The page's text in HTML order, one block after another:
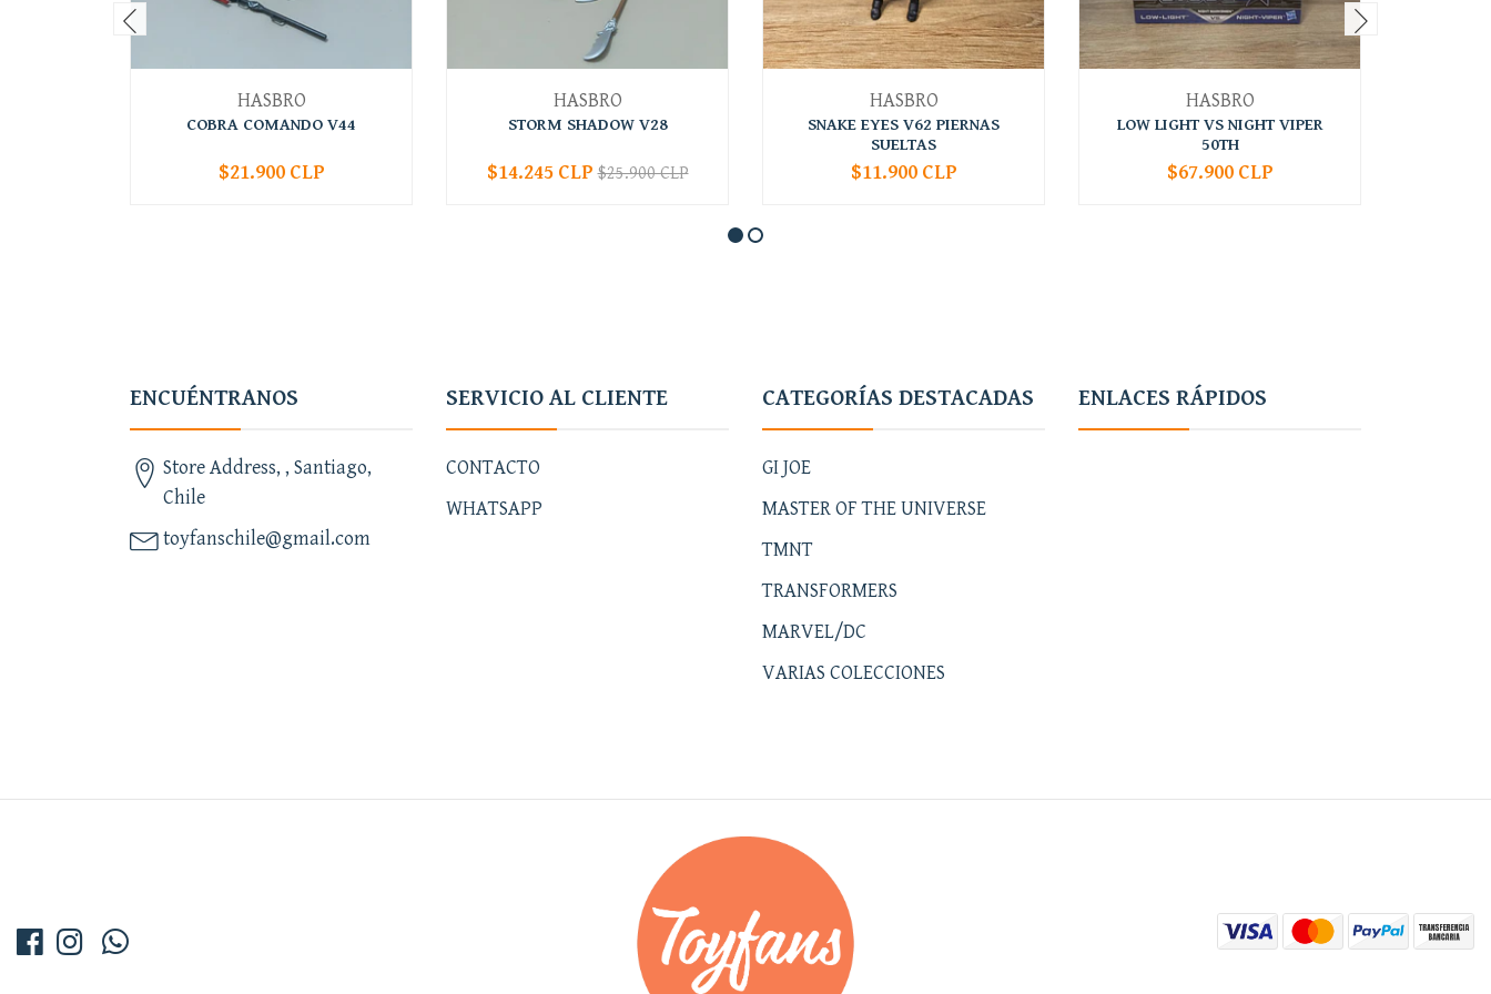
HASBRO
COBRA COMANDO V44
+
$21.900 CLP
HASBRO
STORM SHADOW V28
+
$14.245 CLP$25.900 CLP
HASBRO
SNAKE EYES V62 PIERNAS
SUELTAS
+
$11.900 CLP
HASBRO
LOW LIGHT VS NIGHT VIPER
50TH
+
$67.900 CLP
ENCUÉNTRANOS
Store Address, , Santiago,
Chile
toyfanschile@gmail.com
SERVICIO AL CLIENTE
CONTACTO
WHATSAPP
CATEGORÍAS DESTACADAS
GI JOE
MASTER OF THE UNIVERSE
TMNT
TRANSFORMERS
MARVEL/DC
VARIAS COLECCIONES
ENLACES RÁPIDOS